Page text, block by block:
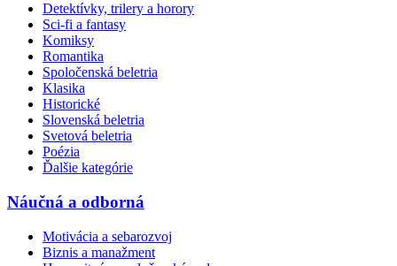
Detektívky, trilery a horory
Sci-fi a fantasy
Komiksy
Romantika
Spoločenská beletria
Klasika
Historické
Slovenská beletria
Svetová beletria
Poézia
Ďalšie kategórie
Náučná a odborná
Motivácia a sebarozvoj
Biznis a manažment